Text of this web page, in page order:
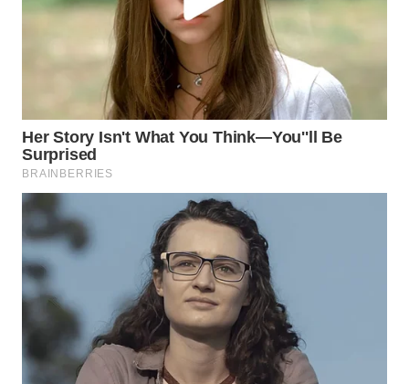
KELISTRIKAN
WALINKI
ID
MARTABAT
NET
PLN
WATCH
MKLI